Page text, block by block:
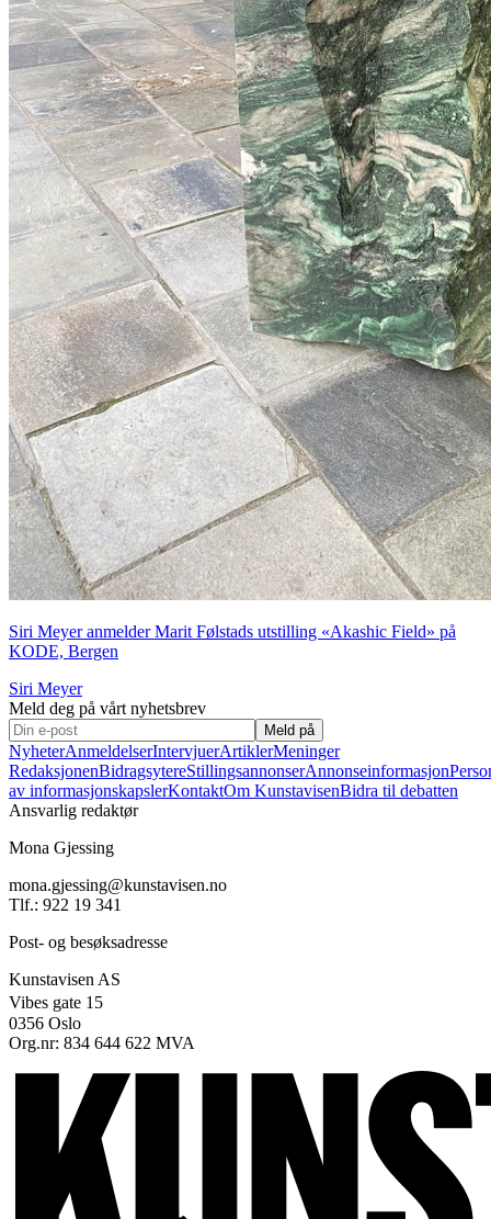
Siri Meyer anmelder Marit Følstads utstilling «Akashic Field» på
KODE, Bergen
Siri Meyer
Meld deg på vårt nyhetsbrev
Meld på
NyheterAnmeldelserIntervjuerArtiklerMeninger
RedaksjonenBidragsytereStillingsannonserAnnonseinformasjon
av informasjonskapslerKontaktOm KunstavisenBidra til debatten
Ansvarlig redaktør
Mona Gjessing
mona.gjessing@kunstavisen.no
Tlf.: 922 19 341
Post- og besøksadresse
Kunstavisen AS
Vibes gate 15
0356 Oslo
Org.nr: 834 644 622 MVA